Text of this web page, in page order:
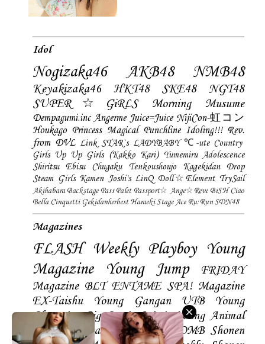
Idol
Nogizaka46 AKB48 NMB48
Keyakizaka46 HKT48 SKE48
NGT48
SUPER☆GiRLS
Morning Musume
Dempagumi.inc Angerme Juice=Juice NijiCon-虹コン
Houkago Princess Magical Punchline Idoling!!! Rev.
from DVL Link STAR`s LADYBABY ℃-ute Country
Girls Up Up Girls (Kakko Kari) Yumemiru Adolescence
Shiritsu Ebisu Chugaku
Tenkoushoujo Kagekidan
Drop
Steam Girls Kamen Joshi's LinQ Doll☆Element TrySail
Akihabara Backstage Pass Palet Passport☆ Ange☆Reve BiSH Ciao
Bella Cinquetti Gekidanherbest Haraeki Stage Ace Ru:Run SDN48
Magazines
FLASH Weekly Playboy Young
Magazine
Young Jump
FRIDAY
Magazine BLT ENTAME SPA! Magazine
EX-Taishu
Young Gangan UTB
Young
Champion Big Comic Spirtis Young Animal
Shonen Magazine BUBKA BOMB Shonen